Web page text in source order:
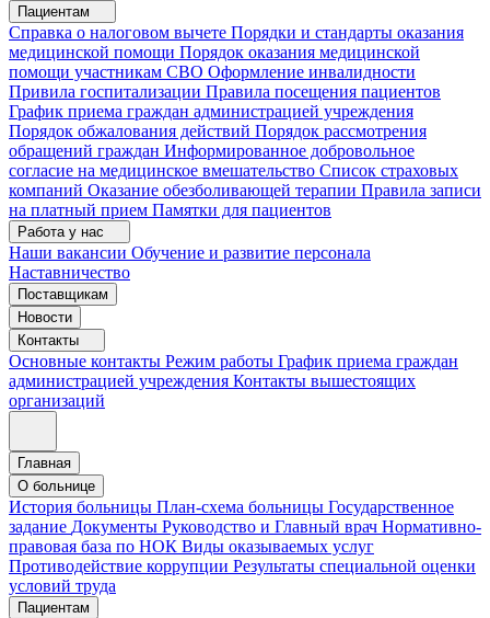
Пациентам
Справка о налоговом вычете Порядки и стандарты оказания
медицинской помощи Порядок оказания медицинской
помощи участникам СВО Оформление инвалидности
Привила госпитализации Правила посещения пациентов
График приема граждан администрацией учреждения
Порядок обжалования действий Порядок рассмотрения
обращений граждан Информированное добровольное
согласие на медицинское вмешательство Список страховых
компаний Оказание обезболивающей терапии Правила записи
на платный прием Памятки для пациентов
Работа у нас
Наши вакансии Обучение и развитие персонала
Наставничество
Поставщикам
Новости
Контакты
Основные контакты Режим работы График приема граждан
администрацией учреждения Контакты вышестоящих
организаций
Главная
О больнице
История больницы План-схема больницы Государственное
задание Документы Руководство и Главный врач Нормативно-
правовая база по НОК Виды оказываемых услуг
Противодействие коррупции Результаты специальной оценки
условий труда
Пациентам